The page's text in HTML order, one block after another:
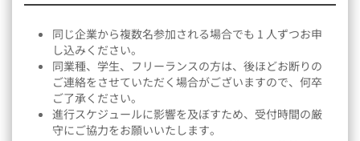
同じ企業から複数名参加される場合でも 1 人ずつお申
し込みください。
同業種、学生、フリーランスの方は、後ほどお断りの
ご連絡をさせていただく場合がございますので、何卒
ご了承ください。
進行スケジュールに影響を及ぼすため、受付時間の厳
守にご協力をお願いいたします。